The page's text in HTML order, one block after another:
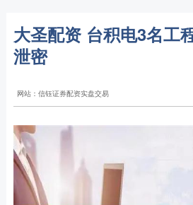
大圣配资 台积电3名工
泄密
网站：信钰证券配资实盘交易